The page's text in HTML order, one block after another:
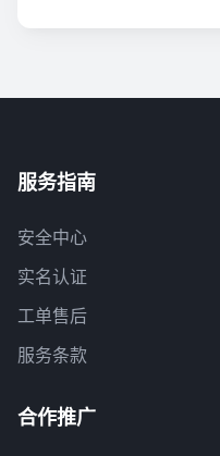
服务指南
安全中心
实名认证
工单售后
服务条款
合作推广